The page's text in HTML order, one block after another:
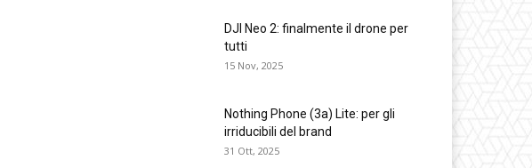
DJI Neo 2: finalmente il drone per
tutti
15 Nov, 2025
Nothing Phone (3a) Lite: per gli
irriducibili del brand
31 Ott, 2025